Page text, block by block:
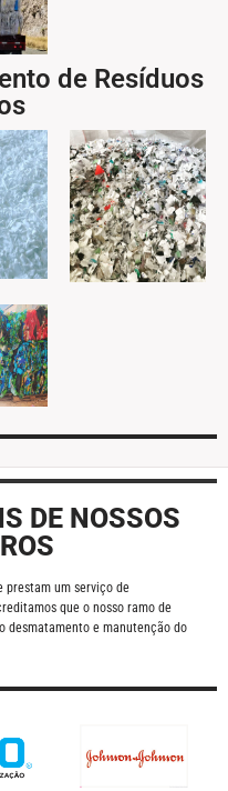
de Resíduos
DE NOSSOS
prestam um serviço de
que o nosso ramo de
desmatamento e manutenção do